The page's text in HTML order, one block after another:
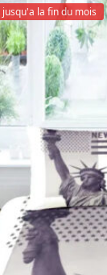
jusqu'a la fin du mois